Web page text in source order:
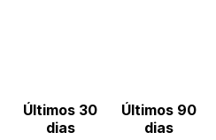
Últimos 30
dias
Últimos 90
dias